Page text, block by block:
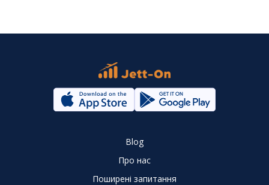
Blog
Про нас
Поширені запитання